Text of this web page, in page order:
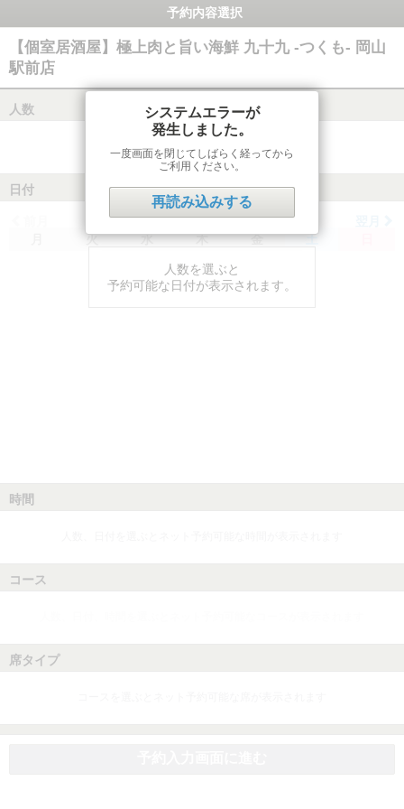
予約内容選択
【個室居酒屋】極上肉と旨い海鮮 九十九 -つくも- 岡山
駅前店
人数
日付
火 水 木 金 土
人数を選ぶと
予約可能な日付が表示されます。
時間
コース
席タイプ
システムエラーが
発生しました。
一度画面を閉じてしばらく経ってから
ご利用ください。
再読み込みする